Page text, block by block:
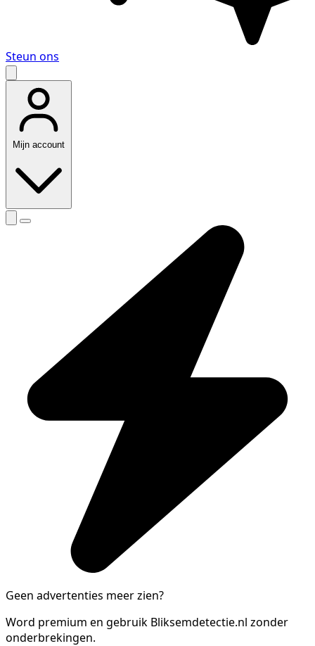
Steun ons
Mijn account
Geen advertenties meer zien?
Word premium en gebruik Bliksemdetectie.nl zonder
onderbrekingen.